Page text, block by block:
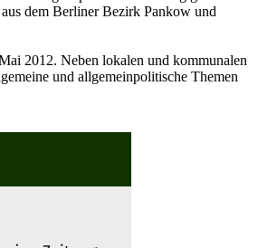
dem Berliner Bezirk Pankow und
2012. Neben lokalen und kommunalen
und allgemeinpolitische Themen